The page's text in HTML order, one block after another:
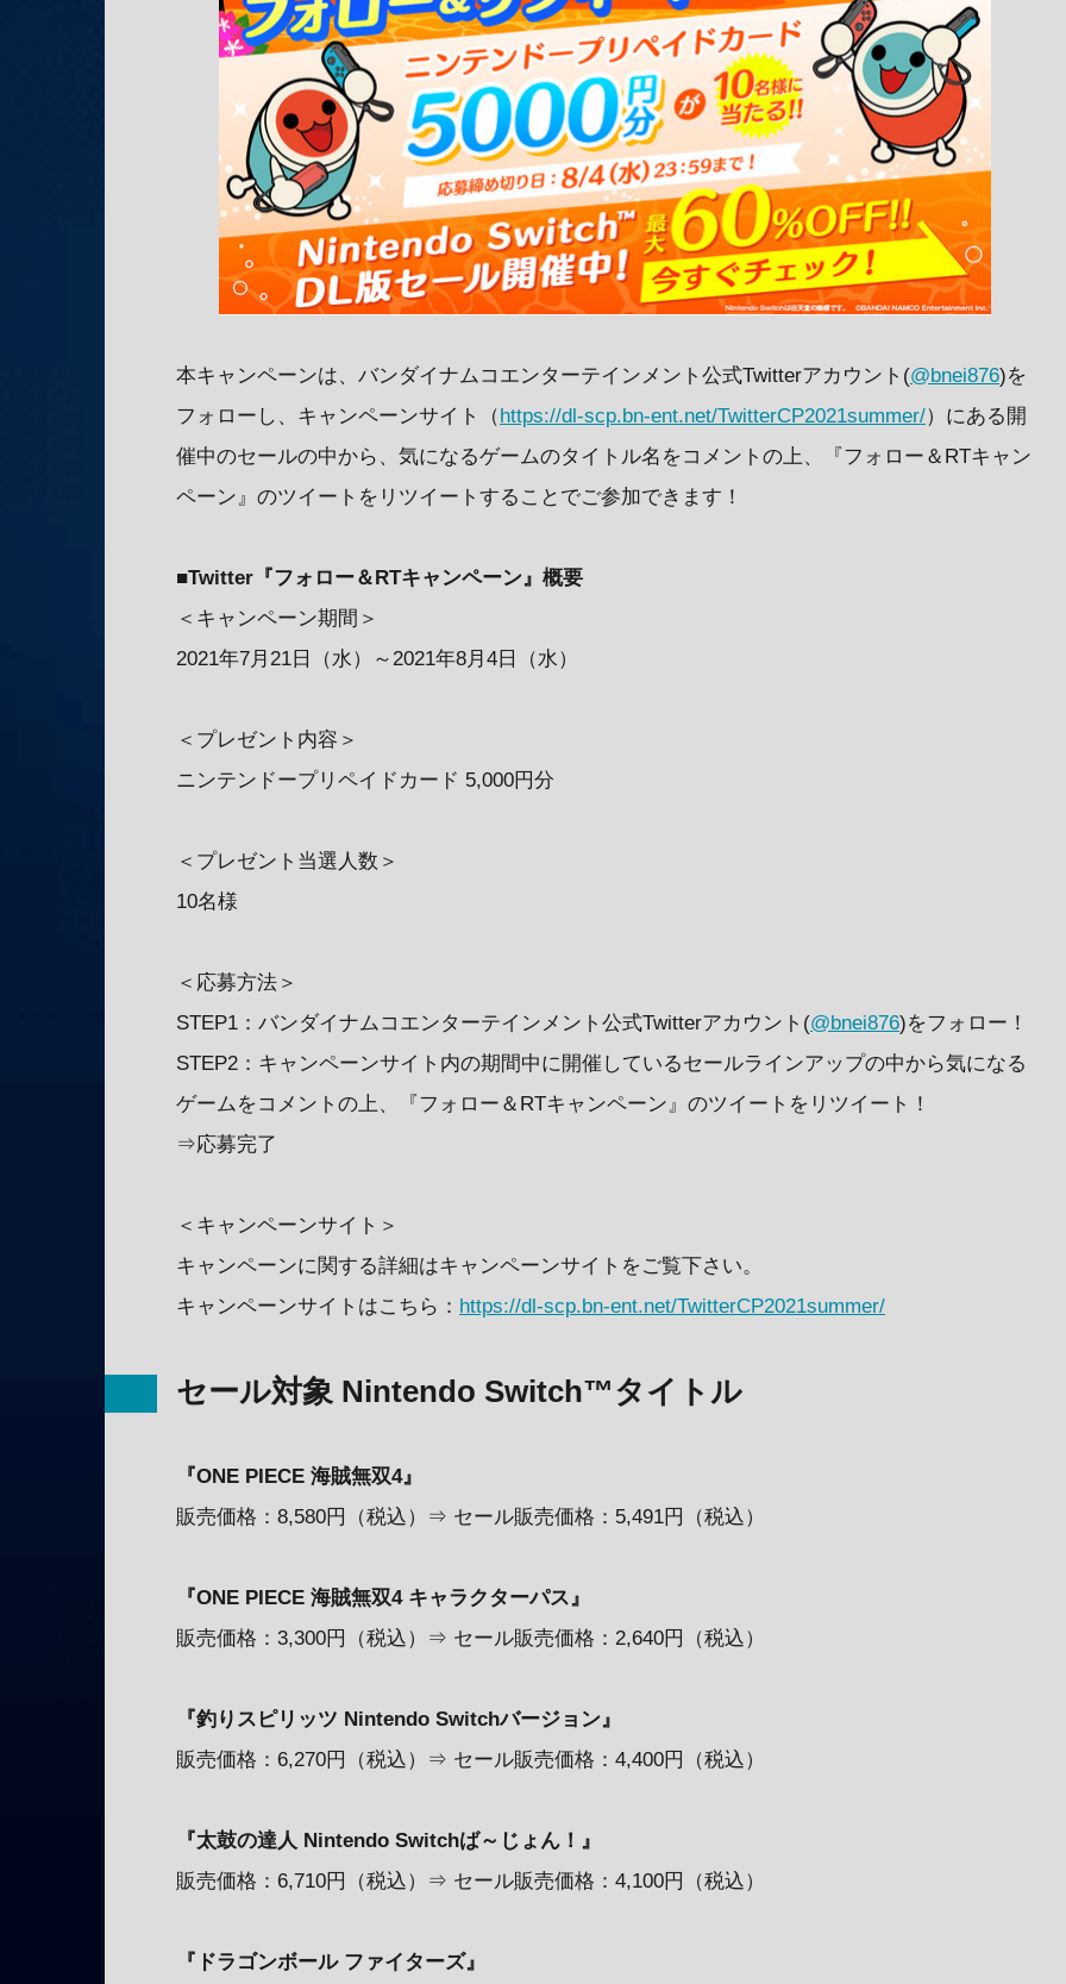
本キャンペーンは、バンダイナムコエンターテインメント公式Twitterアカウント(@bnei876)を
フォローし、キャンペーンサイト（ https://dl-scp.bn-ent.net/TwitterCP2021summer/）にある開
催中のセールの中から、気になるゲームのタイトル名をコメントの上、『フォロー＆RTキャン
ペーン』のツイートをリツイートすることでご参加できます！
■Twitter『フォロー＆RTキャンペーン』概要
＜キャンペーン期間＞
2021年7月21日（水）～2021年8月4日（水）
＜プレゼント内容＞
ニンテンドープリペイドカード 5,000円分
＜プレゼント当選人数＞
10名様
＜応募方法＞
STEP1：バンダイナムコエンターテインメント公式Twitterアカウント(@bnei876)をフォロー！
STEP2：キャンペーンサイト内の期間中に開催しているセールラインアップの中から気になる
ゲームをコメントの上、『フォロー＆RTキャンペーン』のツイートをリツイート！
⇒応募完了
＜キャンペーンサイト＞
キャンペーンに関する詳細はキャンペーンサイトをご覧下さい。
キャンペーンサイトはこちら： https://dl-scp.bn-ent.net/TwitterCP2021summer/
セール対象 Nintendo Switch™タイトル
『ONE PIECE 海賊無双4』
販売価格：8,580円（税込）⇒ セール販売価格：5,491円（税込）
『ONE PIECE 海賊無双4 キャラクターパス』
販売価格：3,300円（税込）⇒ セール販売価格：2,640円（税込）
『釣りスピリッツ Nintendo Switchバージョン』
販売価格：6,270円（税込）⇒ セール販売価格：4,400円（税込）
『太鼓の達人 Nintendo Switchば～じょん！』
販売価格：6,710円（税込）⇒ セール販売価格：4,100円（税込）
『ドラゴンボール ファイターズ』